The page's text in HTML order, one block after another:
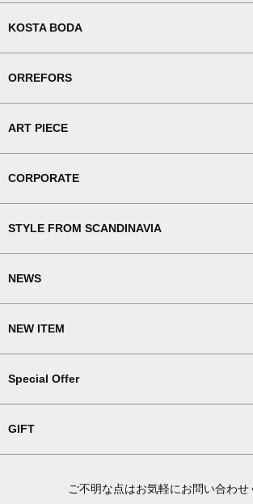
KOSTA BODA
ORREFORS
ART PIECE
CORPORATE
STYLE FROM SCANDINAVIA
NEWS
NEW ITEM
Special Offer
GIFT
ご不明な点はお気軽にお問い合わせ